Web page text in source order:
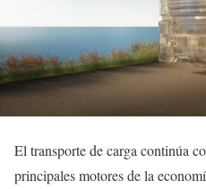
El transporte de carga continúa
principales motores de la